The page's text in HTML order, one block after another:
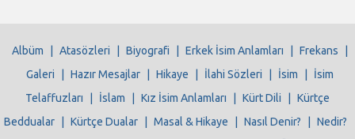
Albüm Atasözleri Biyografi Erkek İsim Anlamları Frekans
Galeri
Hazır Mesajlar Hikaye İlahi Sözleri İsim
İsim
Telaffuzları
İslam Kız İsim Anlamları Kürt Dili
Kürtçe
Beddualar
Kürtçe Dualar Masal & Hikaye Nasıl Denir?
Nedir?